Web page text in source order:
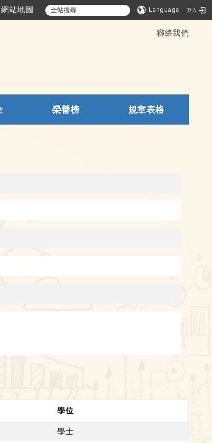
網站地圖 Language 登入
聯絡我們
榮譽榜 規章表格
學位
學士